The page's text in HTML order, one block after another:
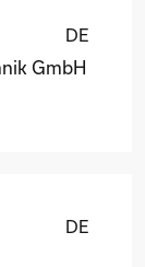
DE
GmbH
DE